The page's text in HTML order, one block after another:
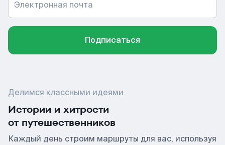
Электронная почта
Подписаться
Делимся классными идеями
Истории и хитрости
от путешественников
Каждый день строим маршруты для вас, используя